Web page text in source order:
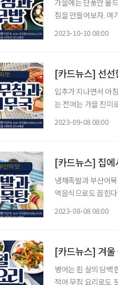
가을에는 단풍만 물
침을 만들어보자. 여기에 담백한 홍합과 시원한 무가 어우러진 솥밥이라면 한 그릇 뚝딱이다.
2023-10-10 08:00
[카드뉴스] 선선
입추가 지나면서 아
는 전어는 가을 진미
2023-09-08 08:00
[카드뉴스] 집에
냉채족발과 부산어
역음식으로도 꼽힌
2023-08-08 08:00
[카드뉴스] 겨울
병어는 흰 살의 담백
적어 무침 요리로도